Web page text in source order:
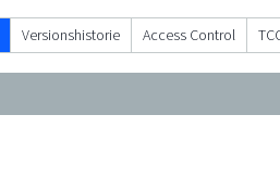
Versionshistorie Access Control